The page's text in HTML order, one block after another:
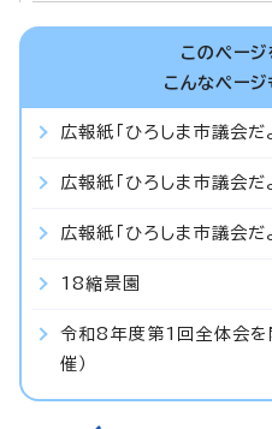
このペー
こんなペー
広報紙「ひろしま市議会
広報紙「ひろしま市議会
広報紙「ひろしま市議会だ
18縮景園
令和8年度第1回全体会を
催）